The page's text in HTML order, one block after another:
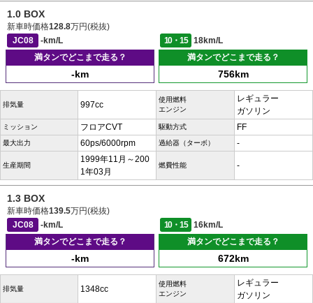
1.0 BOX
新車時価格128.8万円(税抜)
JC08
-km/L 10・15
18km/L
満タンでどこまで走る？
-km
満タンでどこまで走る？
756km
排気量 997cc
使用燃料
エンジン
レギュラー
ガソリン
ミッション フロアCVT 駆動方式 FF
最大出力 60ps/6000rpm 過給器（ターボ） -
生産期間
1999年11月～200
1年03月
燃費性能 -
1.3 BOX
新車時価格139.5万円(税抜)
JC08
-km/L 10・15
16km/L
満タンでどこまで走る？
-km
満タンでどこまで走る？
672km
排気量 1348cc
使用燃料
エンジン
レギュラー
ガソリン